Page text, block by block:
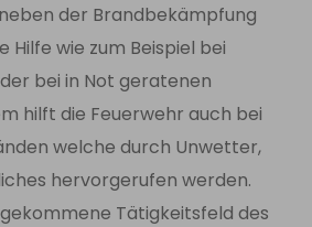
der Brandbekämpfung
Hilfe wie zum Beispiel bei
bei in Not geratenen
hilft die Feuerwehr auch bei
welche durch Unwetter,
hervorgerufen werden.
Tätigkeitsfeld des